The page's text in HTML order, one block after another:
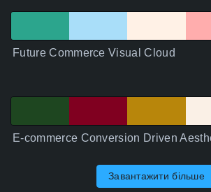
Future Commerce Visual Cloud
E-commerce Conversion Driven
Завантажити більше